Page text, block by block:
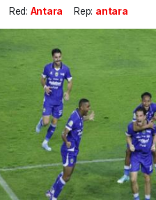
Red: Antara Rep: antara